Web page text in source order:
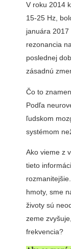
V roku 2014
15-25 Hz,
januára
rezonancia
poslednej
zásadnú
Čo to
Podľa
ľudskom
systémom
Ako vieme z
tieto
hmoty, sme
životy sú
zeme
frekvencia?